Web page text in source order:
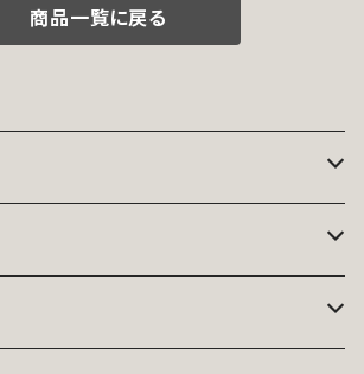
商品一覧に戻る